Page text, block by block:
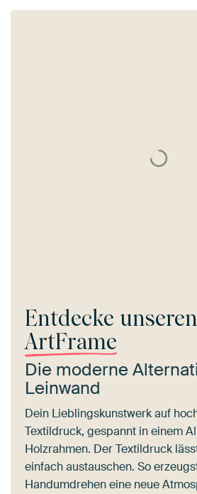
Entdecke unseren
ArtFrame
Die moderne
Leinwand
Dein Lieblingskunstwerk auf
Textildruck, gespannt in einem
Holzrahmen. Der Textildruck
einfach austauschen. So
Handumdrehen eine neue